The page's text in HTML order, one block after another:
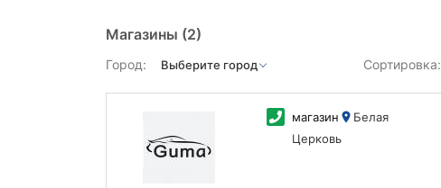
Магазины (2)
Город: Сортировка:
магазин
Белая
Церковь